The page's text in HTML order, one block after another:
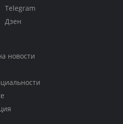
Telegram
Дзен
новости